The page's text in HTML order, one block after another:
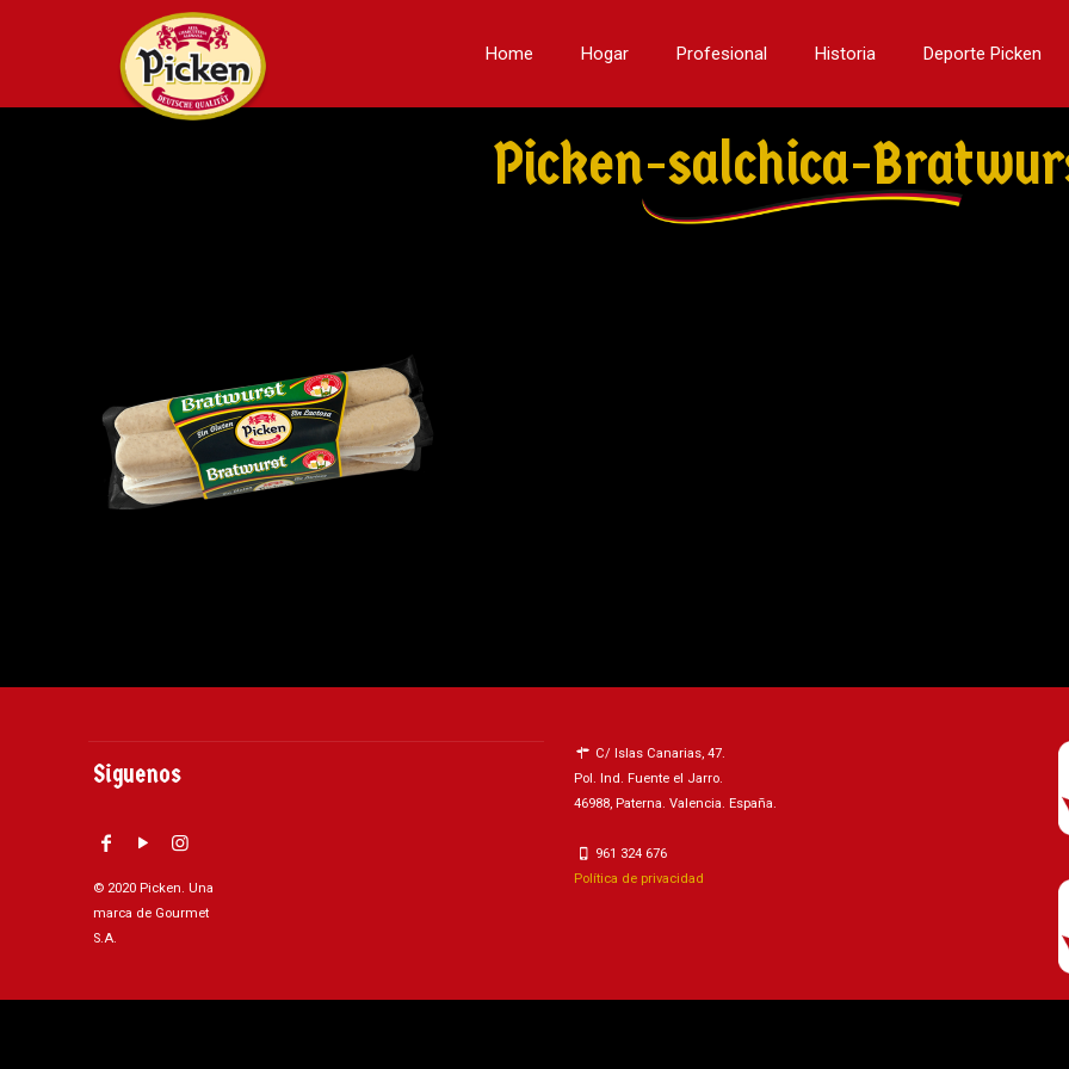
Home Hogar Profesional Historia Deporte Picken
Picken-salchica-
Siguenos
© 2020 Picken. Una
marca de Gourmet
S.A.
C/ Islas Canarias, 47.
Pol. Ind. Fuente el Jarro.
46988, Paterna. Valencia. España.
961 324 676
Política de privacidad